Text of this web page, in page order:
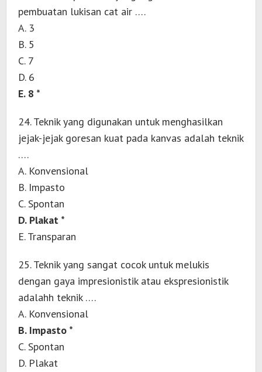
pembuatan lukisan cat air ….
A. 3
B. 5
C. 7
D. 6
E. 8 *
24. Teknik yang digunakan untuk menghasilkan
jejak-jejak goresan kuat pada kanvas adalah teknik
….
A. Konvensional
B. Impasto
C. Spontan
D. Plakat *
E. Transparan
25. Teknik yang sangat cocok untuk melukis
dengan gaya impresionistik atau ekspresionistik
adalahh teknik ….
A. Konvensional
B. Impasto *
C. Spontan
D. Plakat